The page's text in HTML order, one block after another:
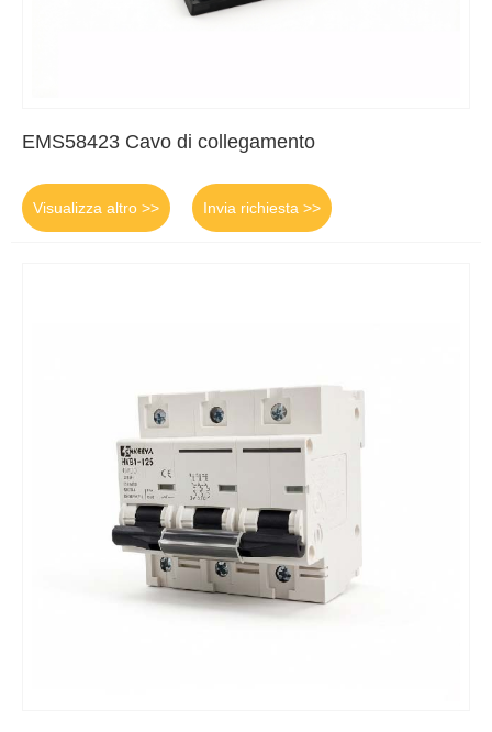
EMS58423 Cavo di collegamento
Visualizza altro >> Invia richiesta >>